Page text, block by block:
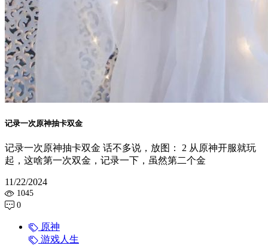
记录一次原神抽卡双金
记录一次原神抽卡双金 话不多说，放图： 2 从原神开服就玩
起，这啥第一次双金，记录一下，虽然第二个金
11/22/2024
1045
0
原神
游戏人生